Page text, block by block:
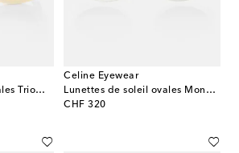
Lunettes de soleil ovales Triomphe 01
Celine Eyewear
Lunettes de soleil ovales Monochroms
CHF 320
original price